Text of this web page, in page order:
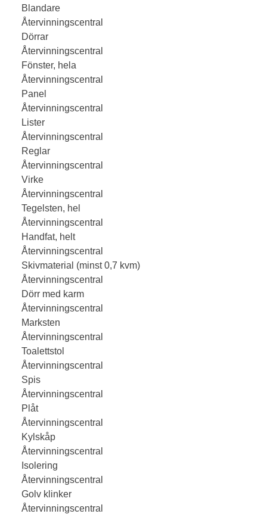
Blandare
Återvinningscentral
Dörrar
Återvinningscentral
Fönster, hela
Återvinningscentral
Panel
Återvinningscentral
Lister
Återvinningscentral
Reglar
Återvinningscentral
Virke
Återvinningscentral
Tegelsten, hel
Återvinningscentral
Handfat, helt
Återvinningscentral
Skivmaterial (minst 0,7 kvm)
Återvinningscentral
Dörr med karm
Återvinningscentral
Marksten
Återvinningscentral
Toalettstol
Återvinningscentral
Spis
Återvinningscentral
Plåt
Återvinningscentral
Kylskåp
Återvinningscentral
Isolering
Återvinningscentral
Golv klinker
Återvinningscentral